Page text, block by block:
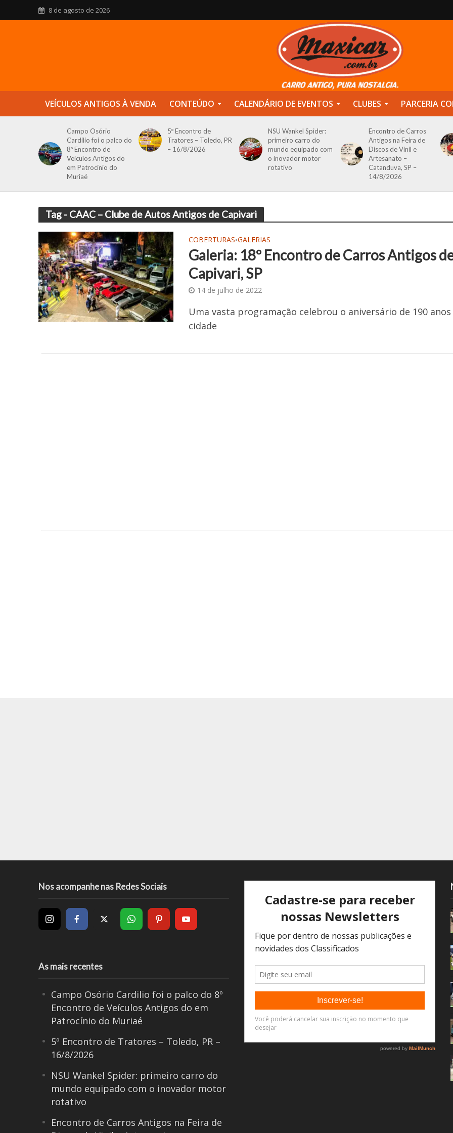
8 de agosto de 2026
VEÍCULOS ANTIGOS À VENDA CONTEÚDO CALENDÁRIO DE EVENTOS CLUBES PARCERIA
Campo Osório
Cardilio foi o palco do
8º Encontro de
Veículos Antigos do
em Patrocínio do
Muriaé
5º Encontro de
Tratores – Toledo, PR
– 16/8/2026
NSU Wankel Spider:
primeiro carro do
mundo equipado com
o inovador motor
rotativo
Encontro de Carros
Antigos na Feira de
Discos de Vinil e
Artesanato –
Catanduva, SP –
14/8/2026
Tag - CAAC – Clube de Autos Antigos de Capivari
COBERTURAS•GALERIAS
Galeria: 18º Encontro de Carros Antigos
Capivari, SP
14 de julho de 2022
Uma vasta programação celebrou o aniversário de 190 anos
cidade
Nos acompanhe nas Redes Sociais
As mais recentes
Campo Osório Cardilio foi o palco do 8º
Encontro de Veículos Antigos do em
Patrocínio do Muriaé
5º Encontro de Tratores – Toledo, PR –
16/8/2026
NSU Wankel Spider: primeiro carro do
mundo equipado com o inovador motor
rotativo
Encontro de Carros Antigos na Feira de